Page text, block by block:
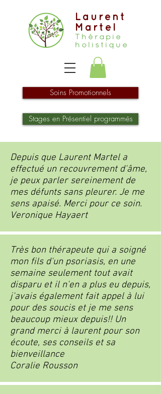
Laurent
Martel
Thérapie
holistique
Stages en Présentiel programmés
Soins Promotionnels
Depuis que Laurent Martel a
effectué un recouvrement d'âme,
je peux parler sereinement de
mes défunts sans pleurer. Je me
sens apaisé. Merci pour ce soin.
Veronique Hayaert
Très bon thérapeute qui a soigné
mon fils d'un psoriasis, en une
semaine seulement tout avait
disparu et il n'en a plus eu depuis,
j'avais également fait appel à lui
pour des soucis et je me sens
beaucoup mieux depuis!! Un
grand merci à laurent pour son
écoute, ses conseils et sa
bienveillance
Coralie Rousson